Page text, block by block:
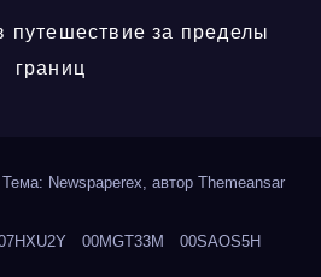
путешествие за пределы
границ
Тема: Newspaperex, автор Themeansar
00MGT33M 00SAOS5H